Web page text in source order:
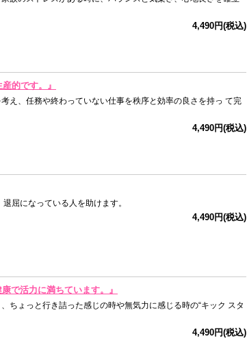
4,490円(税込)
的です。』
え、任務や終わっていない仕事を秩序と効率の良さを持っ て完
4,490円(税込)
屈になっている人を助けます。
4,490円(税込)
で活力に満ちています。』
ちょっと行き詰った感じの時や無気力に感じる時の“キック スタ
4,490円(税込)